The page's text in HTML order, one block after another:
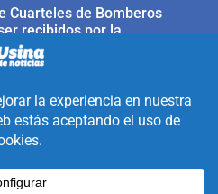
Cuarteles de Bomberos
recibidos por la
Copa Internacional
equidistante de
le interesa
Valle de Uco.